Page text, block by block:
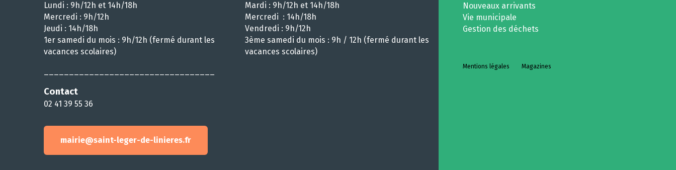
Lundi : 9h/12h et 14h/18h
Mercredi : 9h/12h
Jeudi : 14h/18h
1er samedi du mois : 9h/12h (fermé durant les
vacances scolaires)
Contact
02 41 39 55 36
mairie@saint-leger-de-linieres.fr
Mardi : 9h/12h et 14h/18h
Mercredi : 14h/18h
Vendredi : 9h/12h
3ème samedi du mois : 9h / 12h (fermé durant les
vacances scolaires)
Nouveaux arrivants
Vie municipale
Gestion des déchets
Mentions légales Magazines